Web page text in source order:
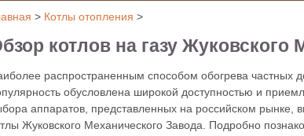
> Котлы отопления >
котлов на газу Жуковского
распространенным способом обогрева частных
обусловлена широкой доступностью и
аппаратов, представленных на российском рынке,
Жуковского Механического Завода. Подробно